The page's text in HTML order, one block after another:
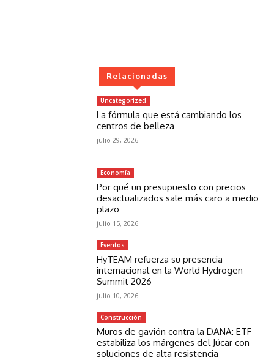
Relacionadas
Uncategorized
La fórmula que está cambiando los
centros de belleza
julio 29, 2026
Economía
Por qué un presupuesto con precios
desactualizados sale más caro a medio
plazo
julio 15, 2026
Eventos
HyTEAM refuerza su presencia
internacional en la World Hydrogen
Summit 2026
julio 10, 2026
Construcción
Muros de gavión contra la DANA: ETF
estabiliza los márgenes del Júcar con
soluciones de alta resistencia